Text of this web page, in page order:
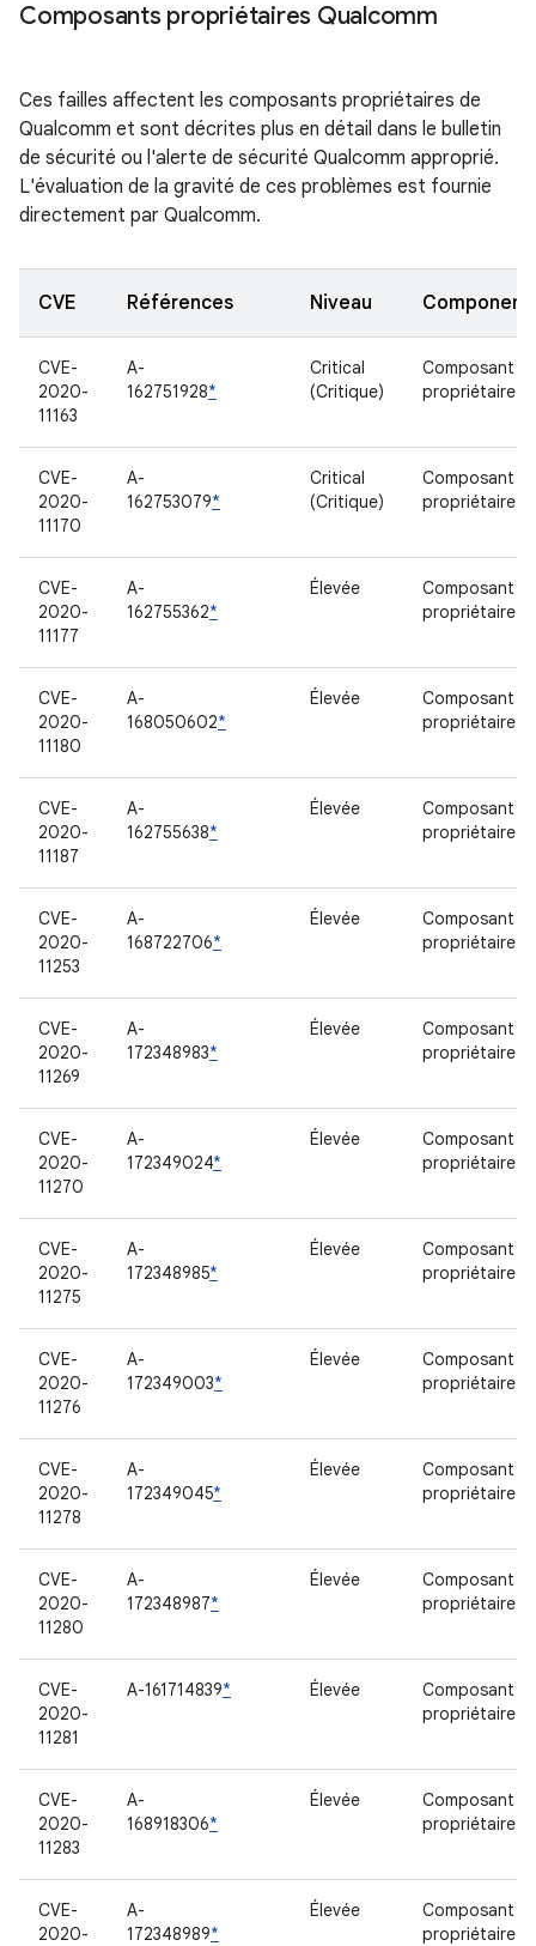
Composants propriétaires Qualcomm
Ces failles affectent les composants propriétaires de
Qualcomm et sont décrites plus en détail dans le bulletin
de sécurité ou l'alerte de sécurité Qualcomm approprié.
L'évaluation de la gravité de ces problèmes est fournie
directement par Qualcomm.
CVE Références Niveau Component
CVE-
2020-
11163
A-
162751928*
Critical
(Critique)
Composant
propriétaire
CVE-
2020-
11170
A-
162753079*
Critical
(Critique)
Composant
propriétaire
CVE-
2020-
11177
A-
162755362*
Élevée
Composant
propriétaire
CVE-
2020-
11180
A-
168050602*
Élevée
Composant
propriétaire
CVE-
2020-
11187
A-
162755638*
Élevée
Composant
propriétaire
CVE-
2020-
11253
A-
168722706*
Élevée
Composant
propriétaire
CVE-
2020-
11269
A-
172348983*
Élevée
Composant
propriétaire
CVE-
2020-
11270
A-
172349024*
Élevée
Composant
propriétaire
CVE-
2020-
11275
A-
172348985*
Élevée
Composant
propriétaire
CVE-
2020-
11276
A-
172349003*
Élevée
Composant
propriétaire
CVE-
2020-
11278
A-
172349045*
Élevée
Composant
propriétaire
CVE-
2020-
11280
A-
172348987*
Élevée
Composant
propriétaire
CVE-
2020-
11281
A-161714839* Élevée
Composant
propriétaire
CVE-
2020-
11283
A-
168918306*
Élevée
Composant
propriétaire
CVE-
2020-
A-
172348989*
Élevée
Composant
propriétaire